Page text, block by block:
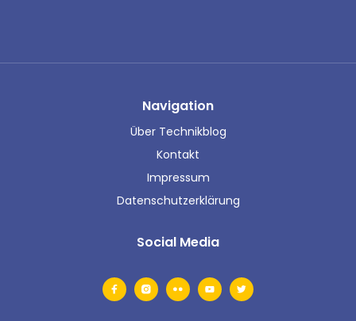
Navigation
Über Technikblog
Kontakt
Impressum
Datenschutzerklärung
Social Media